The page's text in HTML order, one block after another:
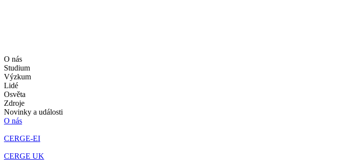
O nás
Studium
Výzkum
Lidé
Osvěta
Zdroje
Novinky a události
O nás
CERGE-EI
CERGE UK